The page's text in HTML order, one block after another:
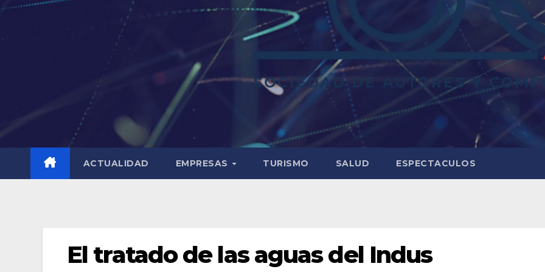
ACTUALIDAD EMPRESAS TURISMO SALUD ESPECTACULOS
El tratado de las aguas del Indus